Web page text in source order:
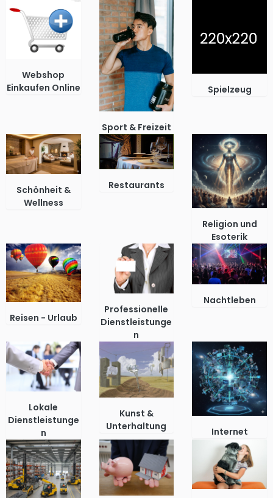
Webshop
Einkaufen Online
Sport & Freizeit
Spielzeug
Schönheit &
Wellness
Restaurants
Religion und
Esoterik
Reisen - Urlaub
Professionelle
Dienstleistunge
n
Nachtleben
Lokale
Dienstleistunge
n
Kunst &
Unterhaltung
Internet